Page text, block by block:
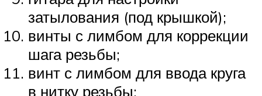
затылования (под крышкой);
винты с лимбом для коррекции
шага резьбы;
винт с лимбом для ввода круга
в нитку резьбы;